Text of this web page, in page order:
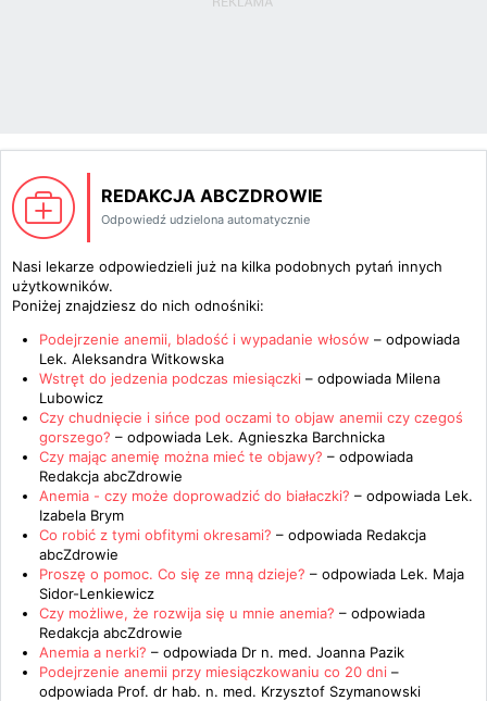
REDAKCJA ABCZDROWIE
Odpowiedź udzielona automatycznie
Nasi lekarze odpowiedzieli już na kilka podobnych pytań innych
użytkowników.
Poniżej znajdziesz do nich odnośniki:
Podejrzenie anemii, bladość i wypadanie włosów – odpowiada
Lek. Aleksandra Witkowska
Wstręt do jedzenia podczas miesiączki – odpowiada Milena
Lubowicz
Czy chudnięcie i sińce pod oczami to objaw anemii czy czegoś
gorszego? – odpowiada Lek. Agnieszka Barchnicka
Czy mając anemię można mieć te objawy? – odpowiada
Redakcja abcZdrowie
Anemia - czy może doprowadzić do białaczki? – odpowiada Lek.
Izabela Brym
Co robić z tymi obfitymi okresami? – odpowiada Redakcja
abcZdrowie
Proszę o pomoc. Co się ze mną dzieje? – odpowiada Lek. Maja
Sidor-Lenkiewicz
Czy możliwe, że rozwija się u mnie anemia? – odpowiada
Redakcja abcZdrowie
Anemia a nerki? – odpowiada Dr n. med. Joanna Pazik
Podejrzenie anemii przy miesiączkowaniu co 20 dni –
odpowiada Prof. dr hab. n. med. Krzysztof Szymanowski